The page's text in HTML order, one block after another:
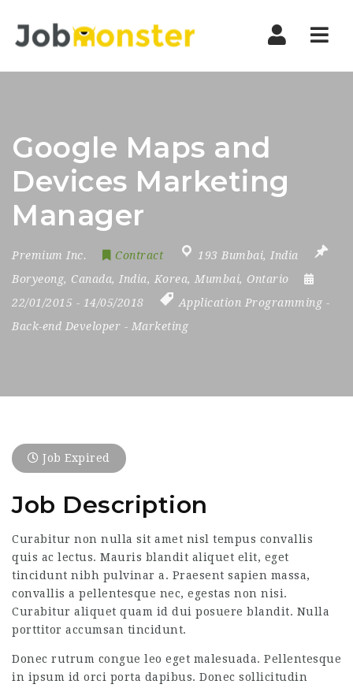
Google Maps and
Devices Marketing
Manager
Premium Inc. Contract 193 Bumbai, India
Boryeong, Canada, India, Korea, Mumbai, Ontario
22/01/2015 - 14/05/2018 Application Programming -
Back-end Developer - Marketing
Job Expired
Job Description
Curabitur non nulla sit amet nisl tempus convallis
quis ac lectus. Mauris blandit aliquet elit, eget
tincidunt nibh pulvinar a. Praesent sapien massa,
convallis a pellentesque nec, egestas non nisi.
Curabitur aliquet quam id dui posuere blandit. Nulla
porttitor accumsan tincidunt.
Donec rutrum congue leo eget malesuada. Pellentesque
in ipsum id orci porta dapibus. Donec sollicitudin